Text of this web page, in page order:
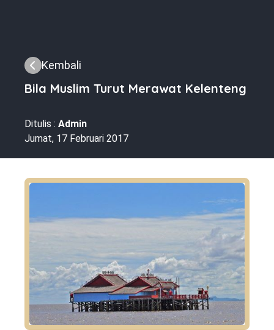
Kembali
Bila Muslim Turut Merawat Kelenteng
Ditulis : Admin
Jumat, 17 Februari 2017